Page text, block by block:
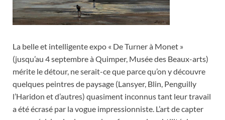
La belle et intelligente expo « De Turner à Monet »
(jusqu’au 4 septembre à Quimper, Musée des Beaux-arts)
mérite le détour, ne serait-ce que parce qu’on y découvre
quelques peintres de paysage (Lansyer, Blin, Penguilly
l’Haridon et d’autres) quasiment inconnus tant leur travail
a été écrasé par la vogue impressionniste. L’art de capter